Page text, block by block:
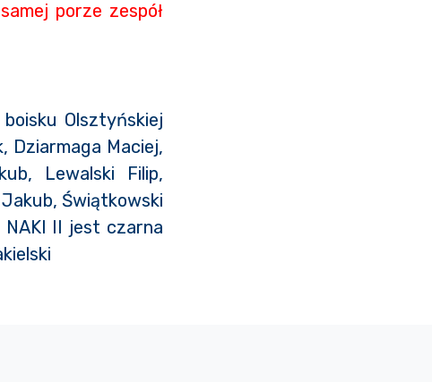
porze zespół
Olsztyńskiej
Dziarmaga Maciej,
Lewalski Filip,
Świątkowski
NAKI II jest czarna